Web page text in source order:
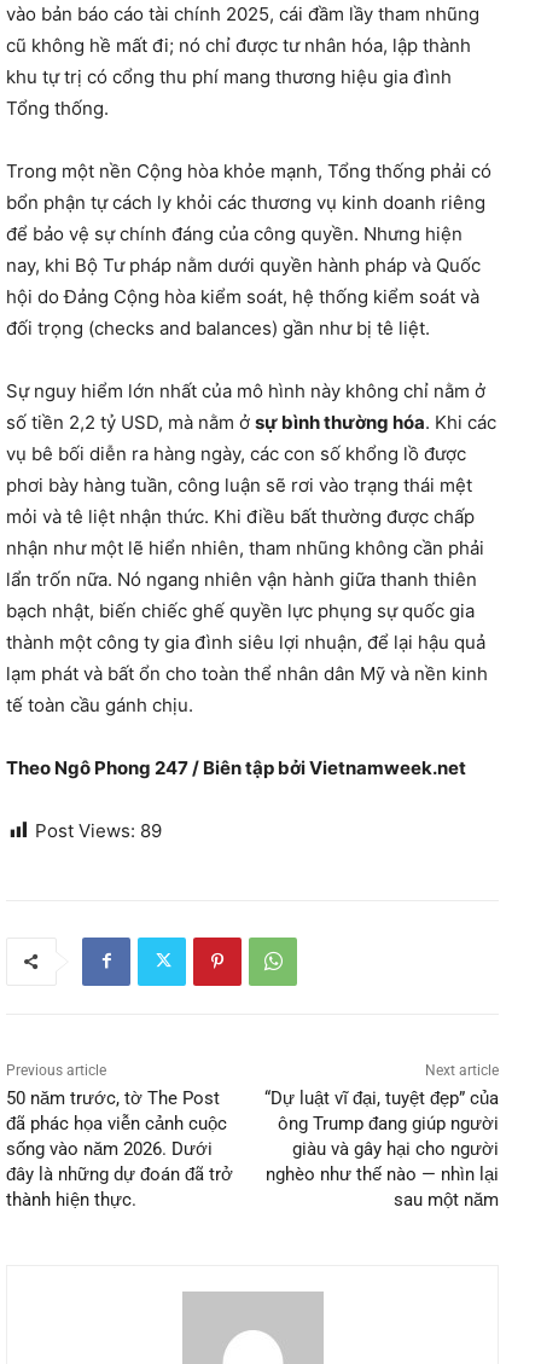
vào bản báo cáo tài chính 2025, cái đầm lầy tham nhũng
cũ không hề mất đi; nó chỉ được tư nhân hóa, lập thành
khu tự trị có cổng thu phí mang thương hiệu gia đình
Tổng thống.
Trong một nền Cộng hòa khỏe mạnh, Tổng thống phải có
bổn phận tự cách ly khỏi các thương vụ kinh doanh riêng
để bảo vệ sự chính đáng của công quyền. Nhưng hiện
nay, khi Bộ Tư pháp nằm dưới quyền hành pháp và Quốc
hội do Đảng Cộng hòa kiểm soát, hệ thống kiểm soát và
đối trọng (checks and balances) gần như bị tê liệt.
Sự nguy hiểm lớn nhất của mô hình này không chỉ nằm ở
số tiền 2,2 tỷ USD, mà nằm ở sự bình thường hóa. Khi các
vụ bê bối diễn ra hàng ngày, các con số khổng lồ được
phơi bày hàng tuần, công luận sẽ rơi vào trạng thái mệt
mỏi và tê liệt nhận thức. Khi điều bất thường được chấp
nhận như một lẽ hiển nhiên, tham nhũng không cần phải
lẩn trốn nữa. Nó ngang nhiên vận hành giữa thanh thiên
bạch nhật, biến chiếc ghế quyền lực phụng sự quốc gia
thành một công ty gia đình siêu lợi nhuận, để lại hậu quả
lạm phát và bất ổn cho toàn thể nhân dân Mỹ và nền kinh
tế toàn cầu gánh chịu.
Theo Ngô Phong 247 / Biên tập bởi Vietnamweek.net
Post Views: 89
Previous article
50 năm trước, tờ The Post
đã phác họa viễn cảnh cuộc
sống vào năm 2026. Dưới
đây là những dự đoán đã trở
thành hiện thực.
Next article
“Dự luật vĩ đại, tuyệt đẹp” của
ông Trump đang giúp người
giàu và gây hại cho người
nghèo như thế nào — nhìn lại
sau một năm